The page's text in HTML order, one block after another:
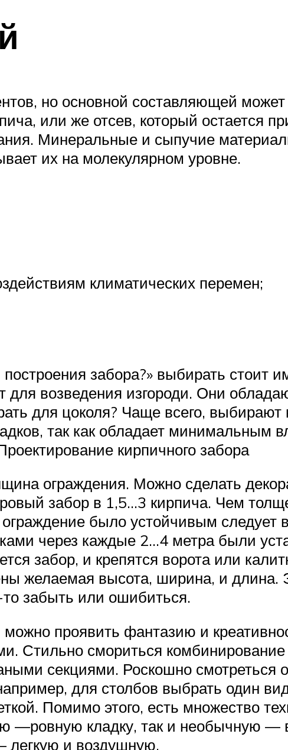
но основной составляющей
или же отсев, который остается
Минеральные и сыпучие
их на молекулярном уровне.
климатических перемен;
забора?» выбирать стоит
возведения изгороди. Они
для цоколя? Чаще всего,
так как обладает минимальным
кирпичного забора
ограждения. Можно сделать
забор в 1,5…3 кирпича. Чем
было устойчивым следует
через каждые 2…4 метра были
забор, и крепятся ворота или
желаемая высота, ширина, и длина.
забыть или ошибиться.
проявить фантазию и
Стильно смориться
секциями. Роскошно смотреться
для столбов выбрать один
Помимо этого, есть множество
—ровную кладку, так и необычную
легкую и воздушную.